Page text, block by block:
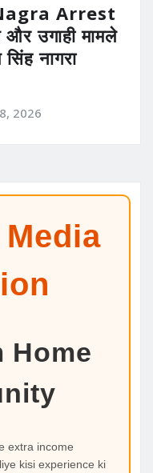
Arrest
उगाही मामले
नागरा
2026
Home
extra income
kisi experience ki